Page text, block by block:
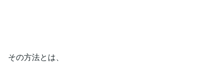
その方法とは、